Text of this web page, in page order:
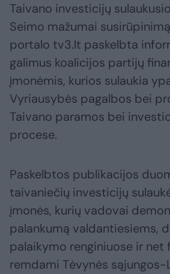
Taivano investicijų
Seimo mažumai
portalo tv3.lt paskelbta
galimus koalicijos partijų
įmonėmis, kurios sulaukia
Vyriausybės pagalbos bei
Taivano paramos bei
procese.
Paskelbtos publikacijos
taivaniečių investicijų
įmonės, kurių vadovai
palankumą valdantiesiems,
palaikymo renginiuose ir net
remdami Tėvynės